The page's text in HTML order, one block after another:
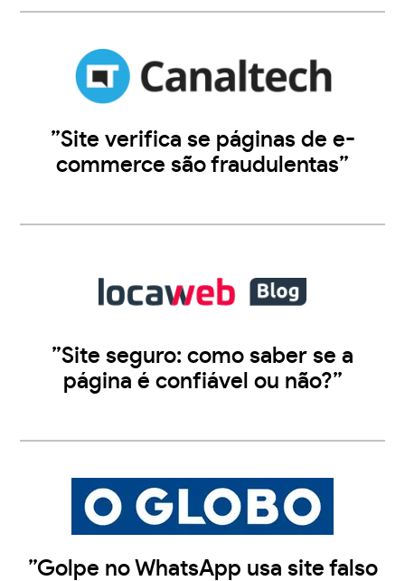
”Site verifica se páginas de e-
commerce são fraudulentas”
”Site seguro: como saber se a
página é confiável ou não?”
”Golpe no WhatsApp usa site falso